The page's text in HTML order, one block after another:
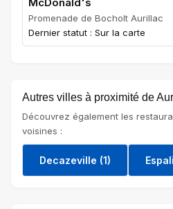
Promenade de Bocholt Aurillac
Dernier statut : Sur la carte
Autres villes à proximité de
Découvrez également les
voisines :
Decazeville (1)